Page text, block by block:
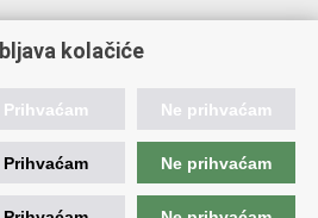
ministarstva
kolačiće
Prihvaćam Ne prihvaćam
Prihvaćam Ne prihvaćam